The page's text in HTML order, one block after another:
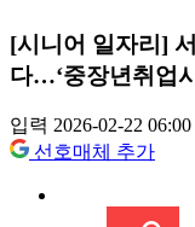
[시니어 일자리]
다…‘중장년취업
입력 2026-02-22 06:00
선호매체 추가